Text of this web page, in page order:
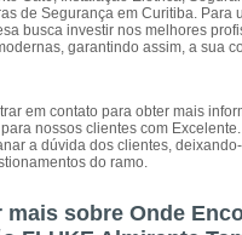
de Segurança em Curitiba. Para
busca investir nos melhores
garantindo assim, a sua
em contato para obter mais
nossos clientes com
a dúvida dos clientes,
do ramo.
mais sobre Onde